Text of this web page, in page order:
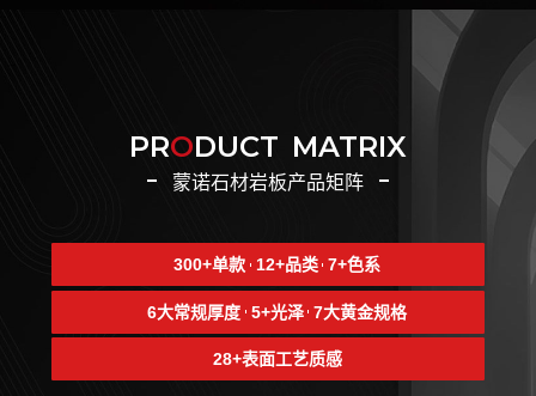
PRODUCT MATRIX
蒙诺石材岩板产品矩阵
300+单款 12+品类 7+色系
6大常规厚度 5+光泽 7大黄金规格
28+表面工艺质感